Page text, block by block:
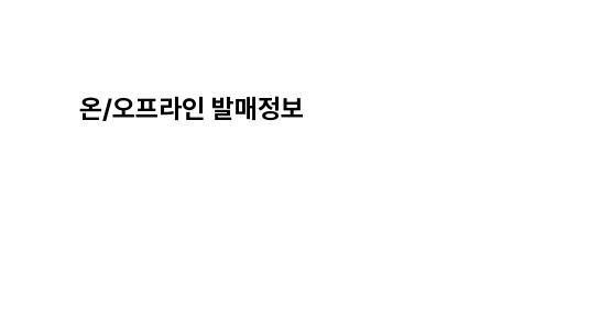
온/오프라인 발매정보